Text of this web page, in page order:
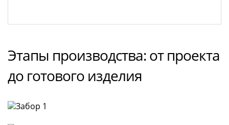
Этапы производства: от проекта
до готового изделия